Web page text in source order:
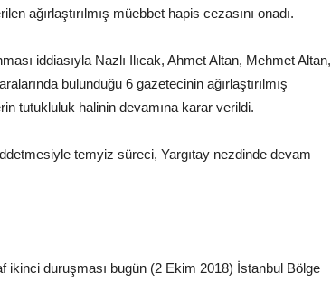
ağırlaştırılmış müebbet hapis cezasını onadı.
iddiasıyla Nazlı Ilıcak, Ahmet Altan, Mehmet Altan,
bulunduğu 6 gazetecinin ağırlaştırılmış
tutukluluk halinin devamına karar verildi.
temyiz süreci, Yargıtay nezdinde devam
ikinci duruşması bugün (2 Ekim 2018) İstanbul Bölge